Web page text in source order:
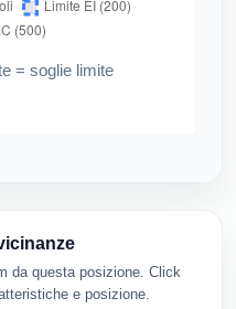
= soglie limite
da questa posizione. Click
e posizione.